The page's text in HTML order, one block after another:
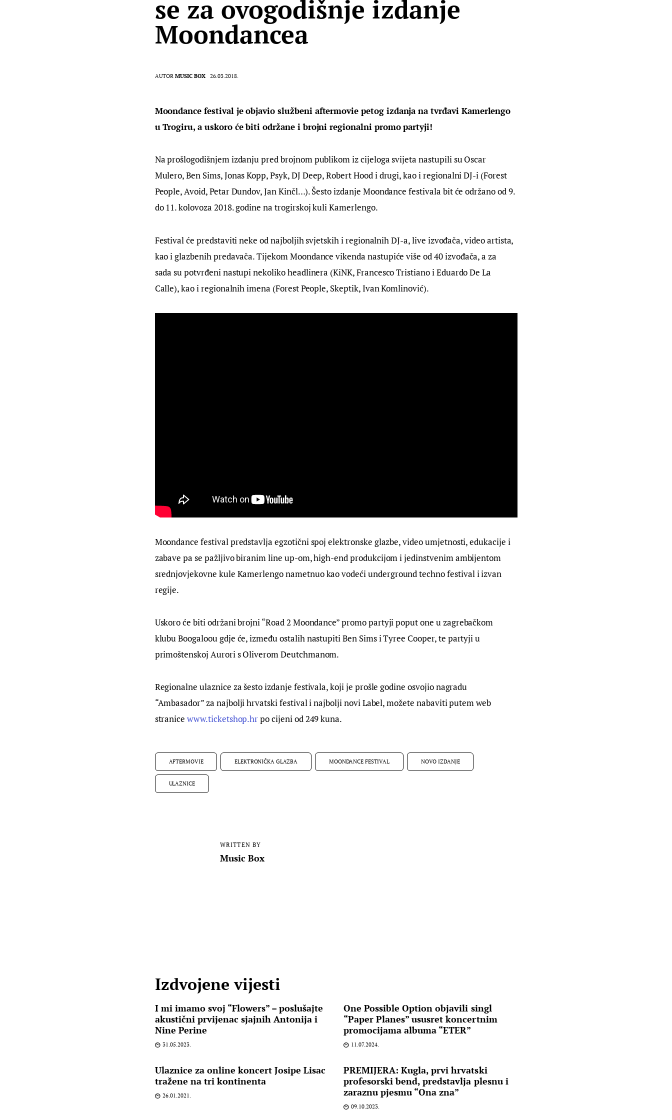
se za ovogodišnje izdanje
Moondancea
AUTOR MUSIC BOX 26.03.2018.
Moondance festival je objavio službeni aftermovie petog izdanja na tvrđavi Kamerlengo
u Trogiru, a uskoro će biti održane i brojni regionalni promo partyji!
Na prošlogodišnjem izdanju pred brojnom publikom iz cijeloga svijeta nastupili su Oscar
Mulero, Ben Sims, Jonas Kopp, Psyk, DJ Deep, Robert Hood i drugi, kao i regionalni DJ-i (Forest
People, Avoid, Petar Dundov, Jan Kinčl…). Šesto izdanje Moondance festivala bit će održano od 9.
do 11. kolovoza 2018. godine na trogirskoj kuli Kamerlengo.
Festival će predstaviti neke od najboljih svjetskih i regionalnih DJ-a, live izvođača, video artista,
kao i glazbenih predavača. Tijekom Moondance vikenda nastupiće više od 40 izvođača, a za
sada su potvrđeni nastupi nekoliko headlinera (KiNK, Francesco Tristiano i Eduardo De La
Calle), kao i regionalnih imena (Forest People, Skeptik, Ivan Komlinović).
Moondance festival predstavlja egzotični spoj elektronske glazbe, video umjetnosti, edukacije i
zabave pa se pažljivo biranim line up-om, high-end produkcijom i jedinstvenim ambijentom
srednjovjekovne kule Kamerlengo nametnuo kao vodeći underground techno festival i izvan
regije.
Uskoro će biti održani brojni “Road 2 Moondance” promo partyji poput one u zagrebačkom
klubu Boogaloou gdje će, između ostalih nastupiti Ben Sims i Tyree Cooper, te partyji u
primoštenskoj Aurori s Oliverom Deutchmanom.
Regionalne ulaznice za šesto izdanje festivala, koji je prošle godine osvojio nagradu
“Ambasador” za najbolji hrvatski festival i najbolji novi Label, možete nabaviti putem web
stranice www.ticketshop.hr po cijeni od 249 kuna.
AFTERMOVIE ELEKTRONIČKA GLAZBA MOONDANCE FESTIVAL NOVO IZDANJE
ULAZNICE
WRITTEN BY
Music Box
Izdvojene vijesti
I mi imamo svoj “Flowers” – poslušajte
akustični prvijenac sjajnih Antonija i
Nine Perine
31.05.2023.
One Possible Option objavili singl
“Paper Planes” ususret koncertnim
promocijama albuma “ETER”
11.07.2024.
Ulaznice za online koncert Josipe Lisac
tražene na tri kontinenta
26.01.2021.
PREMIJERA: Kugla, prvi hrvatski
profesorski bend, predstavlja plesnu i
zaraznu pjesmu “Ona zna”
09.10.2023.